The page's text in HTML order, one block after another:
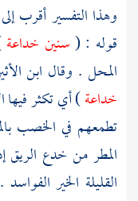
وهذا التفسير أقرب
قوله : (سنين خداعة
المحل . وقال ابن
خداعة) أي تكثر فيها
تطمعهم في الخصب
المطر من خدع
القليلة الخير